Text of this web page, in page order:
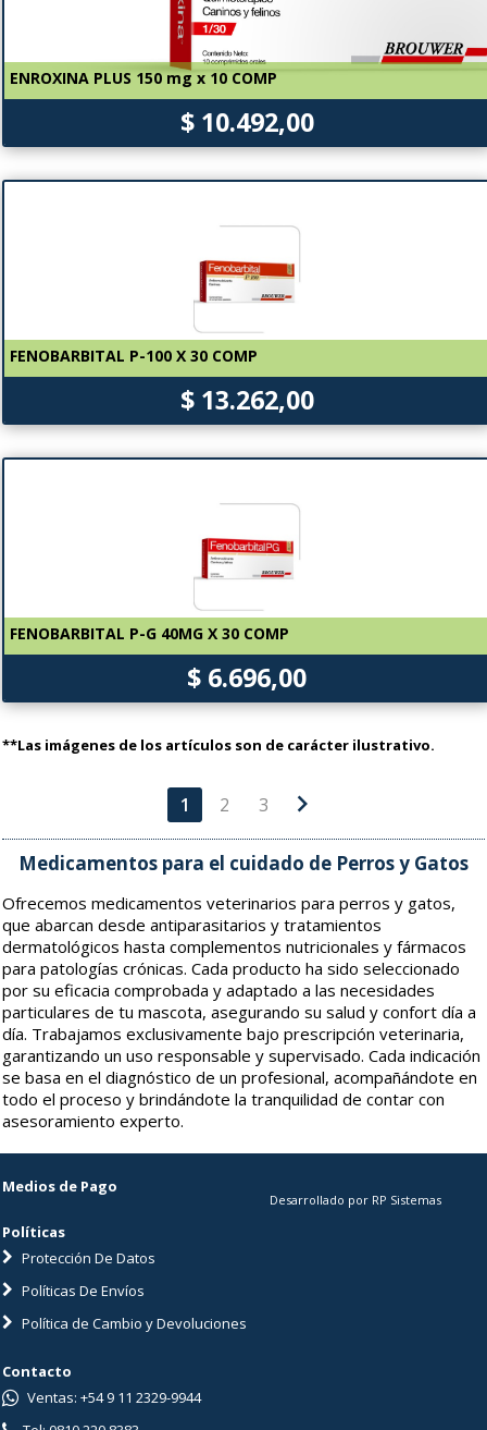
ENROXINA PLUS 150 mg x 10 COMP
$ 10.492,00
FENOBARBITAL P-100 X 30 COMP
$ 13.262,00
FENOBARBITAL P-G 40MG X 30 COMP
$ 6.696,00
**Las imágenes de los artículos son de carácter ilustrativo.
1 2 3 chevron_right
Medicamentos para el cuidado de Perros y Gatos
Ofrecemos medicamentos veterinarios para perros y gatos,
que abarcan desde antiparasitarios y tratamientos
dermatológicos hasta complementos nutricionales y fármacos
para patologías crónicas. Cada producto ha sido seleccionado
por su eficacia comprobada y adaptado a las necesidades
particulares de tu mascota, asegurando su salud y confort día a
día. Trabajamos exclusivamente bajo prescripción veterinaria,
garantizando un uso responsable y supervisado. Cada indicación
se basa en el diagnóstico de un profesional, acompañándote en
todo el proceso y brindándote la tranquilidad de contar con
asesoramiento experto.
Medios de Pago
Políticas
Protección De Datos
Políticas De Envíos
Política de Cambio y Devoluciones
Desarrollado por RP Sistemas
Contacto
Ventas: +54 9 11 2329-9944